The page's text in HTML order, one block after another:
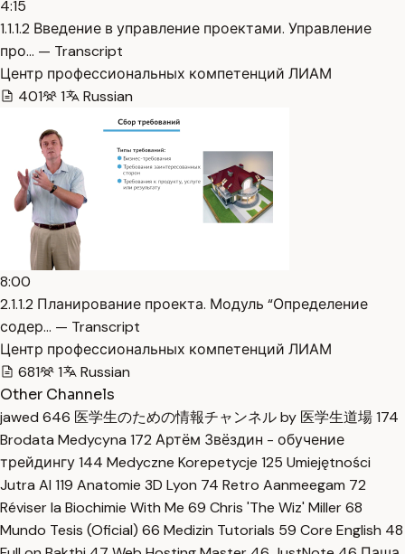
4:15
1.1.1.2 Введение в управление проектами. Управление
про… — Transcript
Центр профессиональных компетенций ЛИАМ
401
1 Russian
8:00
2.1.1.2 Планирование проекта. Модуль “Определение
содер… — Transcript
Центр профессиональных компетенций ЛИАМ
681
1
Russian
Other Channels
jawed 646 医学生のための情報チャンネル by 医学生道場174
Brodata Medycyna 172 Артём Звёздин - обучение
трейдингу144 Medyczne Korepetycje 125 Umiejętności
Jutra AI 119 Anatomie 3D Lyon 74 Retro Aanmeegam 72
Réviser la Biochimie With Me 69 Chris 'The Wiz' Miller68
Mundo Tesis (Oficial) 66 Medizin Tutorials 59 Core English 48